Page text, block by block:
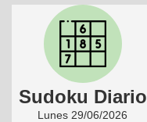
Sudoku Diario
Lunes 29/06/2026